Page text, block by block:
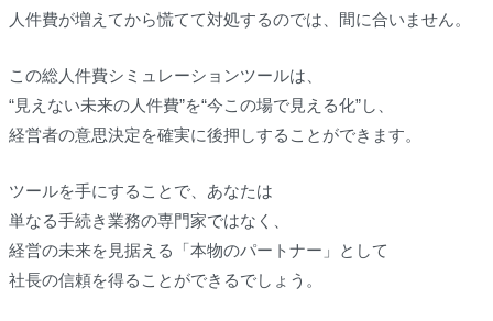
人件費が増えてから慌てて対処するのでは、間に合いません。
この総人件費シミュレーションツールは、
“見えない未来の人件費”を“今この場で見える化”し、
経営者の意思決定を確実に後押しすることができます。
ツールを手にすることで、あなたは
単なる手続き業務の専門家ではなく、
経営の未来を見据える「本物のパートナー」として
社長の信頼を得ることができるでしょう。